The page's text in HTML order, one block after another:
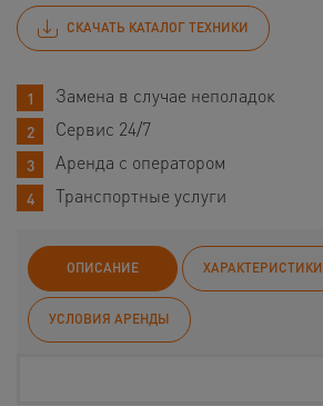
СКАЧАТЬ КАТАЛОГ ТЕХНИКИ
Замена в случае неполадок
Сервис 24/7
Аренда с оператором
Транспортные услуги
ОПИСАНИЕ ХАРАКТЕРИСТИКИ
УСЛОВИЯ АРЕНДЫ